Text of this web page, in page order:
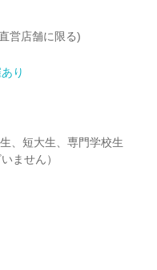
営店舗に限る)
り
、短大生、専門学校生
ません）